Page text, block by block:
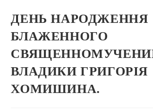
ДЕНЬ НАРОДЖЕННЯ
БЛАЖЕННОГО
ВЛАДИКИ ГРИГОРІЯ
ХОМИШИНА.